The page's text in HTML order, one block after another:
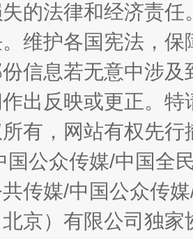
来了！等你上场
的法律和经济责
维护各国宪法，
信息若无意中涉
出反映或更正。
有，网站有权先
国公众传媒/中国全
传媒/中国公众传
京）有限公司独